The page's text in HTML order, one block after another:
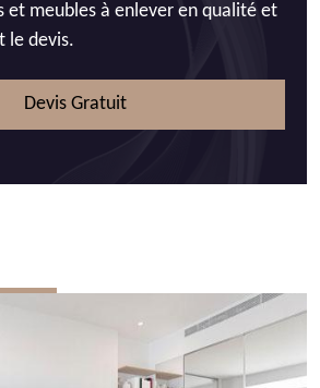
et meubles à enlever en qualité et
le devis.
Devis Gratuit